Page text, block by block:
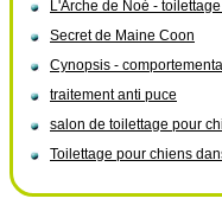
L'Arche de Noé -
Secret de Maine Coon
Cynopsis -
traitement anti puce
salon de toilettage pour
Toilettage pour chiens